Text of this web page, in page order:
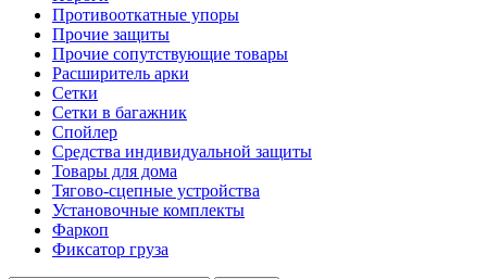
Противооткатные упоры
Прочие защиты
Прочие сопутствующие товары
Расширитель арки
Сетки
Сетки в багажник
Спойлер
Средства индивидуальной защиты
Товары для дома
Тягово-сцепные устройства
Установочные комплекты
Фаркоп
Фиксатор груза